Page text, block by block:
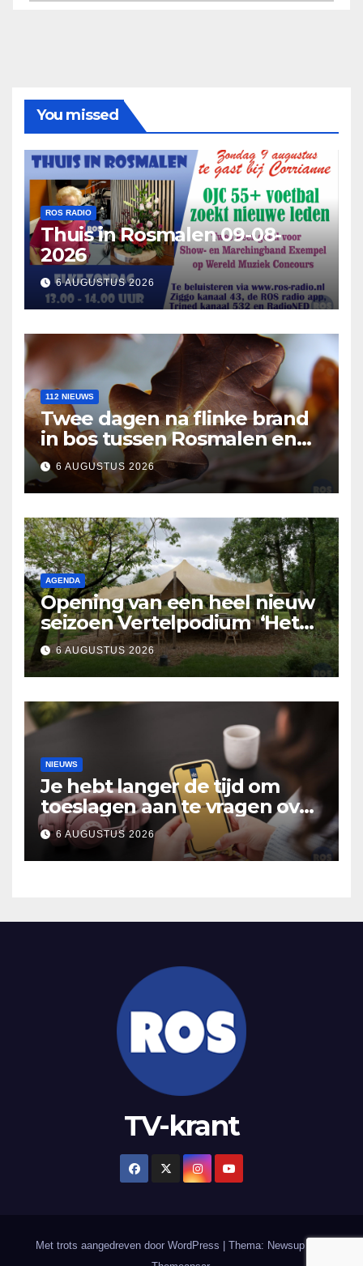
You missed
ROS RADIO
Thuis in Rosmalen 09-08-
2026
6 AUGUSTUS 2026
112 NIEUWS
Twee dagen na flinke brand
in bos tussen Rosmalen en
Nuland
6 AUGUSTUS 2026
AGENDA
Opening van een heel nieuw
seizoen Vertelpodium ‘Het
Lopende Vuur’. Landelijke
verhalen in Bomentuin D’n
Hooidonk
6 AUGUSTUS 2026
NIEUWS
Je hebt langer de tijd om
toeslagen aan te vragen over
2025
6 AUGUSTUS 2026
TV-krant
Met trots aangedreven door WordPress
Thema: Newsup door